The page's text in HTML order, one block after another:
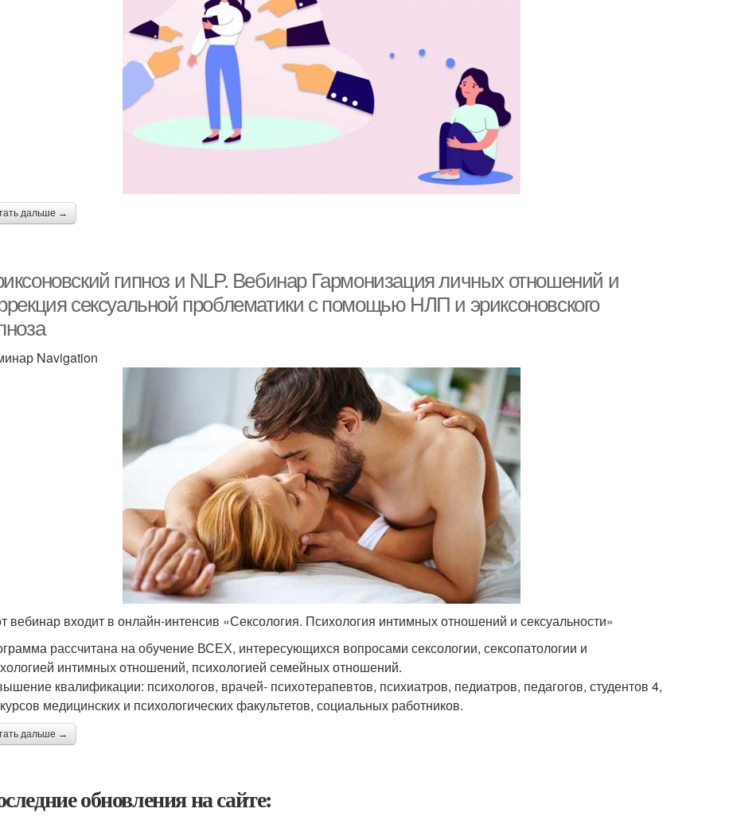
дальше →
гипноз и NLP. Вебинар Гармонизация личных отношений и
сексуальной проблематики с помощью НЛП и эриксоновского
Navigation
вебинар входит в онлайн-интенсив «Сексология. Психология интимных отношений и сексуальности»
рассчитана на обучение ВСЕХ, интересующихся вопросами сексологии, сексопатологии и
интимных отношений, психологией семейных отношений.
квалификации: психологов, врачей- психотерапевтов, психиатров, педиатров, педагогов, студентов 4,
медицинских и психологических факультетов, социальных работников.
дальше →
обновления на сайте: